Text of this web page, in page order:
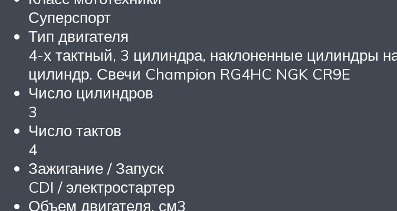
Суперспорт
Тип двигателя
4-х тактный, 3 цилиндра, наклоненные цилиндры
цилиндр. Свечи Champion RG4HC NGK CR9E
Число цилиндров
3
Число тактов
4
Зажигание / Запуск
CDI / электростартер
Объем двигателя, см3